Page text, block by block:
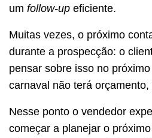
um follow-up eficiente.
Muitas vezes, o próximo
durante a prospecção: o
pensar sobre isso no
carnaval não terá
Nesse ponto o vendedor
começar a planejar o